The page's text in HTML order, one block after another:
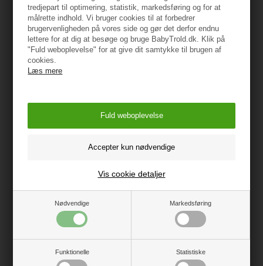
tredjepart til optimering, statistik, markedsføring og for at
målrette indhold. Vi bruger cookies til at forbedrer
brugervenligheden på vores side og gør det derfor endnu
lettere for at dig at besøge og bruge BabyTrold.dk. Klik på
"Fuld weboplevelse" for at give dit samtykke til brugen af
cookies.
Læs mere
Nødvendige Markedsføring
Funktionelle Statistiske
Vis cookie detaljer
eller mangler
Brug kun reservedele godkendt af BabyTrold
Efterlad/placer ikke noget i sengen, som kan give
fodfæste eller udgøre en fare
brug ikke mere end en madras i sengen
Oprindelsesland: EU
9240 Nibe
www.babytrold.dk
Vejledning
Brugermanual